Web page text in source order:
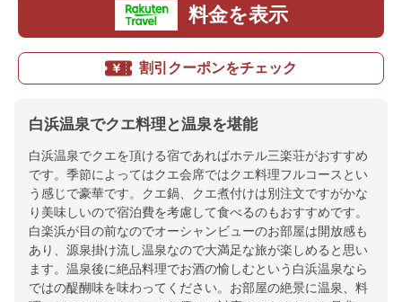
料金を表示
割引クーポンをチェック
白浜温泉でクエ料理と温泉を堪能
白浜温泉でクエを頂ける宿であればホテル三楽荘がおすすめ
です。季節によってはクエ会席ではクエ料理フルコースとい
う感じで豪華です。クエ鍋、クエ煮付けは別注文ですがかな
り美味しいので宿泊費を考慮して食べるのもおすすめです。
白楽浜が目の前なのでオーシャンビューのお部屋は開放感も
あり、源泉掛け流し温泉なので大満足な旅が楽しめると思い
ます。温泉後に絶品料理でお酒の愉しむという白浜温泉なら
ではの醍醐味を味わってください。お部屋の絶景に温泉、料